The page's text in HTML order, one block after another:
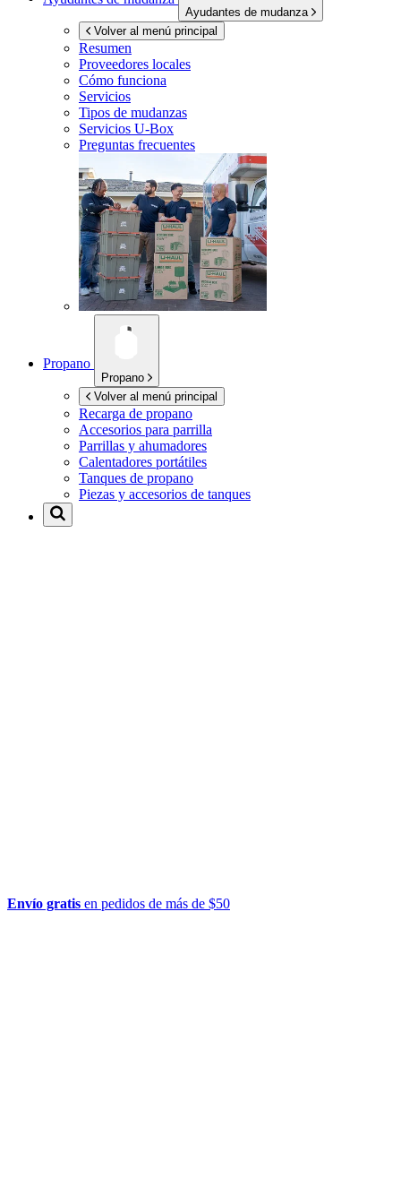
Ayudantes de mudanza
Volver al menú principal
Resumen
Proveedores locales
Cómo funciona
Servicios
Tipos de mudanzas
Servicios U-Box
Preguntas frecuentes
Propano
Propano
Volver al menú principal
Recarga de propano
Accesorios para parrilla
Parrillas y ahumadores
Calentadores portátiles
Tanques de propano
Piezas y accesorios de tanques
Envío gratis en pedidos de más de $50